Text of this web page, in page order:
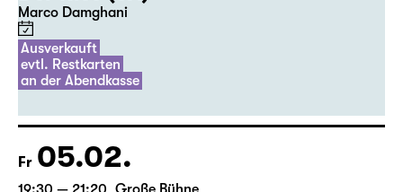
20:00 Diskothek
Premiere
Auftragswerk des Schauspiel Leipzig
Der Riss (UA)
Marco Damghani
Ausverkauft
evtl. Restkarten
an der Abendkasse